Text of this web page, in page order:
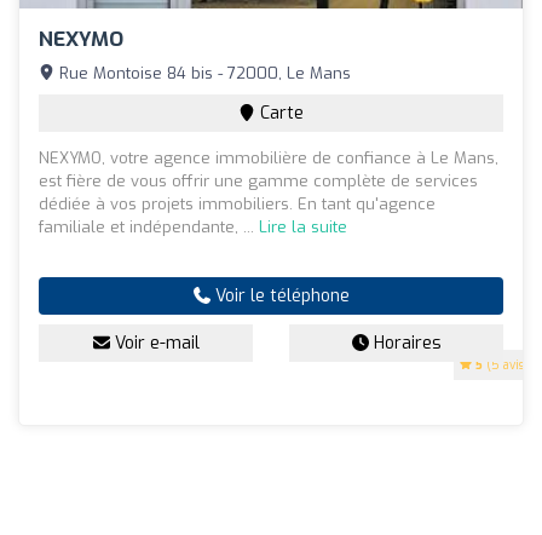
NEXYMO
5 (5 avis)
Rue Montoise 84 bis - 72000, Le Mans
Carte
NEXYMO, votre agence immobilière de confiance à Le Mans,
est fière de vous offrir une gamme complète de services
dédiée à vos projets immobiliers. En tant qu'agence
familiale et indépendante, ... Lire la suite
Voir le téléphone
Voir e-mail Horaires